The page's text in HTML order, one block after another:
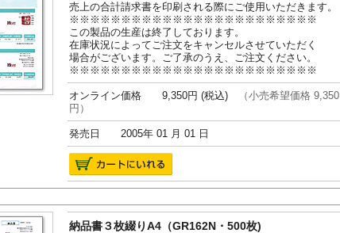
売上の合計請求書を印刷される際にご使用いただきます。
※※※※※※※※※※※※※※※※※※※※※※※※
この製品の生産は終了しております。
在庫状況によってご注文をキャンセルさせていただく
場合がございます。ご了承のうえ、ご注文ください。
※※※※※※※※※※※※※※※※※※※※※※※※
オンライン価格 9,350円 (税込)
（小売希望価格 9,350
円）
発売日 2005年 01 月 01 日
納品書３枚綴りA4（GR162N・500枚)